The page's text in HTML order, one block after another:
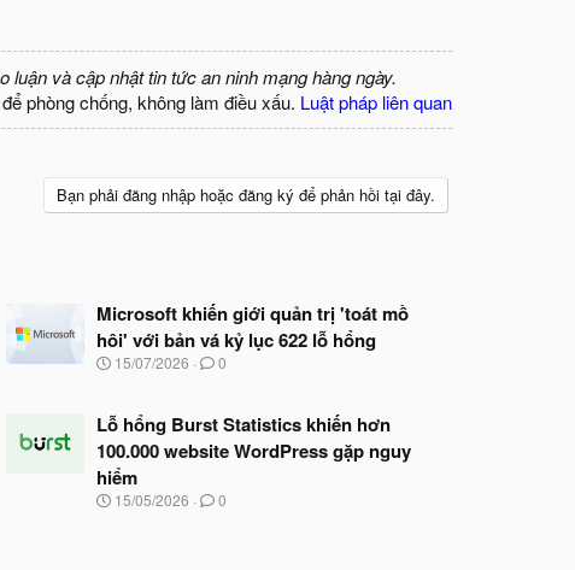
luận và cập nhật tin tức an ninh mạng hàng ngày.
phòng chống, không làm điều xấu. Luật pháp liên quan
Bạn phải đăng nhập hoặc đăng ký để phản hồi tại đây.
Microsoft khiến giới quản trị 'toát mồ
hôi' với bản vá kỷ lục 622 lỗ hổng
N
y
b
ắ
t
đ
15/07/2026 0
Lỗ hổng Burst Statistics khiến hơn
100.000 website WordPress gặp nguy
hiểm
N
15/05/2026 0